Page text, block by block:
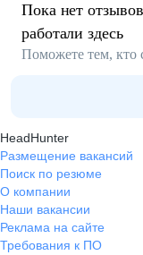
Пока нет
работали здесь
Поможете тем, кто
HeadHunter
Размещение вакансий
Поиск по резюме
О компании
Наши вакансии
Реклама на сайте
Требования к ПО